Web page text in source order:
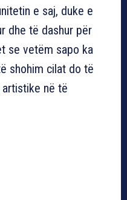
e saj, duke e
dhe të dashur për
se vetëm sapo ka
shohim cilat do të
në të